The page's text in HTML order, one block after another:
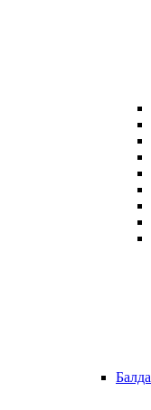
Балда